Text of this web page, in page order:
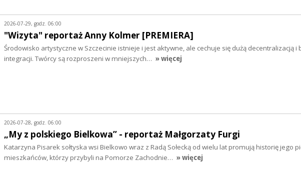
2026-07-29, godz. 06:00
"Wizyta" reportaż Anny Kolmer [PREMIERA]
Środowisko artystyczne w Szczecinie istnieje i jest aktywne, ale cechuje się dużą decentralizacją i
integracji. Twórcy są rozproszeni w mniejszych… » więcej
2026-07-28, godz. 06:00
„My z polskiego Bielkowa” - reportaż Małgorzaty Furgi
Katarzyna Pisarek sołtyska wsi Bielkowo wraz z Radą Sołecką od wielu lat promują historię jego
mieszkańców, którzy przybyli na Pomorze Zachodnie… » więcej